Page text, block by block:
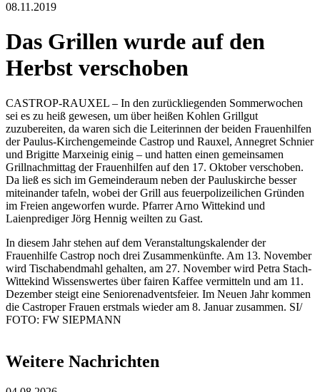
08.11.2019
Das Grillen wurde auf den
Herbst verschoben
CASTROP-RAUXEL – In den zurückliegenden Sommerwochen
sei es zu heiß gewesen, um über heißen Kohlen Grillgut
zuzubereiten, da waren sich die Leiterinnen der beiden Frauenhilfen
der Paulus-Kirchengemeinde Castrop und Rauxel, Annegret Schnier
und Brigitte Marxeinig einig – und hatten einen gemeinsamen
Grillnachmittag der Frauenhilfen auf den 17. Oktober verschoben.
Da ließ es sich im Gemeinderaum neben der Pauluskirche besser
miteinander tafeln, wobei der Grill aus feuerpolizeilichen Gründen
im Freien angeworfen wurde. Pfarrer Arno Wittekind und
Laienprediger Jörg Hennig weilten zu Gast.
In diesem Jahr stehen auf dem Veranstaltungskalender der
Frauenhilfe Castrop noch drei Zusammenkünfte. Am 13. November
wird Tischabendmahl gehalten, am 27. November wird Petra Stach-
Wittekind Wissenswertes über fairen Kaffee vermitteln und am 11.
Dezember steigt eine Seniorenadventsfeier. Im Neuen Jahr kommen
die Castroper Frauen erstmals wieder am 8. Januar zusammen. SI/
FOTO: FW SIEPMANN
Weitere Nachrichten